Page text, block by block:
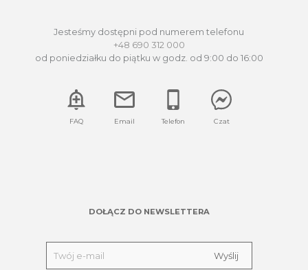
Jesteśmy dostępni pod numerem telefonu
+48 690 312 000
od poniedziałku do piątku w godz. od 9:00 do 16:00
FAQ Email Telefon Czat
DOŁĄCZ DO NEWSLETTERA